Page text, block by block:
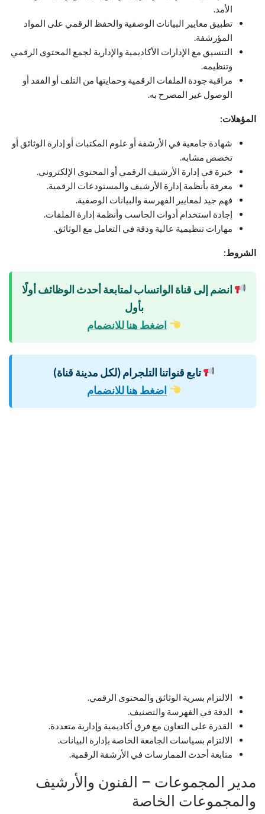
الأمد.
تطبيق معايير البيانات الوصفية والحفظ الرقمي على المواد
المؤرشفة.
التنسيق مع الإدارات الأكاديمية والإدارية لجمع المحتوى الرقمي
وتنظيمه.
مراقبة جودة الملفات الرقمية وحمايتها من التلف أو الفقد أو
الوصول غير المصرح به.
المؤهلات:
شهادة جامعية في الأرشفة أو علوم المكتبات أو إدارة الوثائق أو
تخصص مشابه.
خبرة في إدارة الأرشيف الرقمي أو المحتوى الإلكتروني.
معرفة بأنظمة إدارة الأرشيف والمستودعات الرقمية.
فهم جيد لمعايير الفهرسة والبيانات الوصفية.
إجادة استخدام أدوات الحاسب وأنظمة إدارة الملفات.
مهارات تنظيمية عالية ودقة في التعامل مع الوثائق.
الشروط:
انضم إلى قناة الواتساب لمتابعة أحدث الوظائف أولًا
بأول
اضغط هنا للانضمام
تابع قنواتنا التلجرام (لكل مدينة قناة)
اضغط هنا للانضمام
الالتزام بسرية الوثائق والمحتوى الرقمي.
الدقة في الفهرسة والتصنيف.
القدرة على التعاون مع فرق أكاديمية وإدارية متعددة.
الالتزام بسياسات الجامعة الخاصة بإدارة البيانات.
متابعة أحدث الممارسات في الأرشفة الرقمية.
مدير المجموعات – الفنون والأرشيف
والمجموعات الخاصة